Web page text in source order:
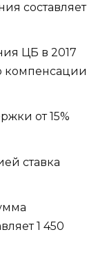
составляет
ЦБ в 2017
компенсации
от 15%
ставка
1 450